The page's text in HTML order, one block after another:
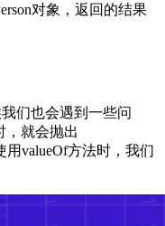
对象，返回的结果
们也会遇到一些问
，就会抛出
用valueOf方法时，我们